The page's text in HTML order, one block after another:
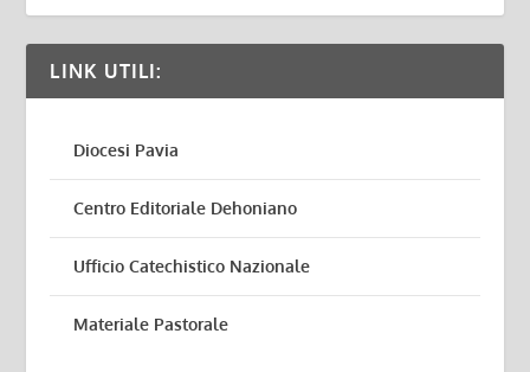
LINK UTILI:
Diocesi Pavia
Centro Editoriale Dehoniano
Ufficio Catechistico Nazionale
Materiale Pastorale